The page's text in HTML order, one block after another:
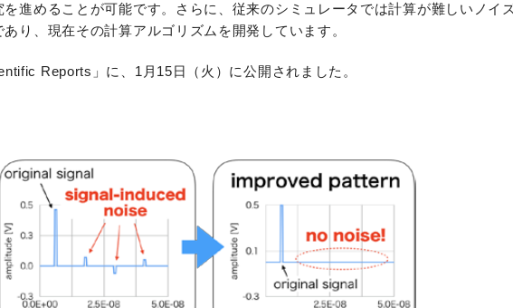
進めることが可能です。さらに、従来のシミュレータでは計算が難しいノイ
り、現在その計算アルゴリズムを開発しています。
Reports」に、1月15日（火）に公開されました。